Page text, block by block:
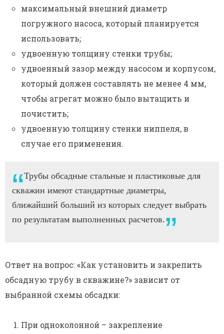
максимальный внешний диаметр
погружного насоса, который планируется
использовать;
удвоенную толщину стенки трубы;
удвоенный зазор между насосом и корпусом,
который должен составлять не менее 4 мм,
чтобы агрегат можно было вытащить и
почистить;
удвоенную толщину стенки ниппеля, в
случае его применения.
Трубы обсадные стальные и пластиковые для
скважин имеют стандартные диаметры,
ближайший больший из которых следует выбрать
по результатам выполненных расчетов.
Ответ на вопрос: «Как установить и закрепить
обсадную трубу в скважине?» зависит от
выбранной схемы обсадки:
При одноколонной – закрепление